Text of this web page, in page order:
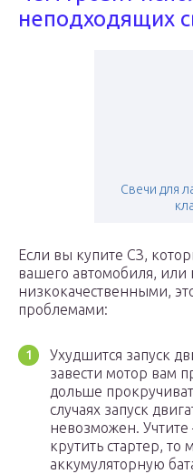
неподходящих
Свечи для
Если вы купите СЗ,
вашего автомобиля, или
низкокачественными,
проблемами:
Ухудшится запуск
завести мотор вам
дольше
случаях запуск
невозможен.
крутить стартер, то
аккумуляторную